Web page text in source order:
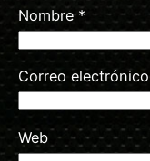
Nombre*
Correo electrónico
Web